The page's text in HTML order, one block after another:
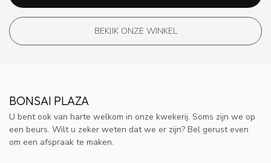
BEKIJK ONZE WINKEL
BONSAI PLAZA
U bent ook van harte welkom in onze kwekerij. Soms zijn we op
een beurs. Wilt u zeker weten dat we er zijn? Bel gerust even
om een afspraak te maken.